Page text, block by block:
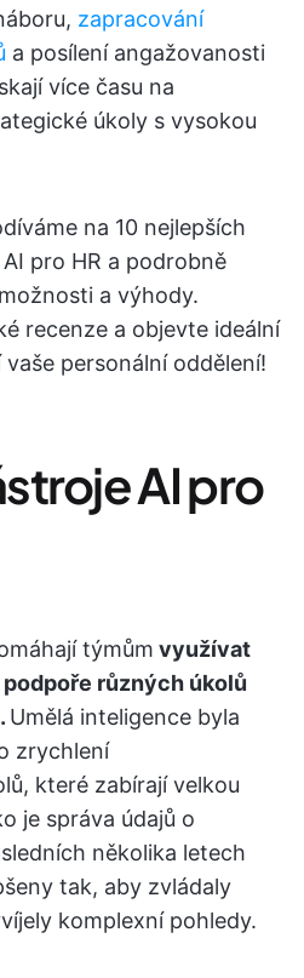
zapracování
a posílení angažovanosti
více času na
úkoly s vysokou
na 10 nejlepších
pro HR a podrobně
a výhody.
recenze a objevte ideální
personální oddělení!
AI pro
týmům využívat
různých úkolů
Umělá inteligence byla
zrychlení
které zabírají velkou
je správa údajů o
několika letech
tak, aby zvládaly
komplexní pohledy.